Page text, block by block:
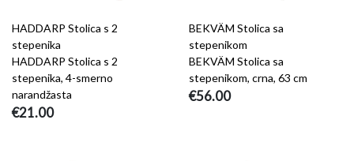
HADDARP Stolica s 2
stepenika
HADDARP Stolica s 2
stepenika, 4-smerno
narandžasta
€21.00
BEKVÄM Stolica sa
stepenikom
BEKVÄM Stolica sa
stepenikom, crna, 63 cm
€56.00